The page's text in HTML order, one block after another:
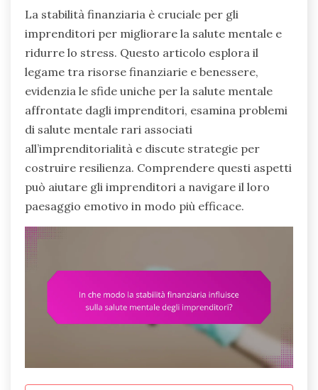
La stabilità finanziaria è cruciale per gli
imprenditori per migliorare la salute mentale e
ridurre lo stress. Questo articolo esplora il
legame tra risorse finanziarie e benessere,
evidenzia le sfide uniche per la salute mentale
affrontate dagli imprenditori, esamina problemi
di salute mentale rari associati
all’imprenditorialità e discute strategie per
costruire resilienza. Comprendere questi aspetti
può aiutare gli imprenditori a navigare il loro
paesaggio emotivo in modo più efficace.